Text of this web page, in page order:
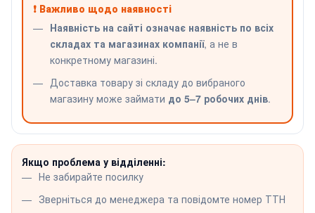
❗ Важливо щодо наявності
Наявність на сайті означає наявність по всіх
складах та магазинах компанії, а не в
конкретному магазині.
Доставка товару зі складу до вибраного
магазину може займати до 5–7 робочих днів.
Якщо проблема у відділенні:
Не забирайте посилку
Зверніться до менеджера та повідомте номер ТТН